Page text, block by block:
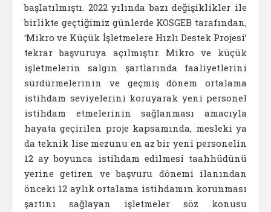
başlatılmıştı. 2022 yılında bazı değişiklikler ile
birlikte geçtiğimiz günlerde KOSGEB tarafından,
‘Mikro ve Küçük İşletmelere Hızlı Destek Projesi’
tekrar başvuruya açılmıştır. Mikro ve küçük
işletmelerin salgın şartlarında faaliyetlerini
sürdürmelerinin ve geçmiş dönem ortalama
istihdam seviyelerini koruyarak yeni personel
istihdam etmelerinin sağlanması amacıyla
hayata geçirilen proje kapsamında, mesleki ya
da teknik lise mezunu en az bir yeni personelin
12 ay boyunca istihdam edilmesi taahhüdünü
yerine getiren ve başvuru dönemi ilanından
önceki 12 aylık ortalama istihdamın korunması
şartını sağlayan işletmeler söz konusu